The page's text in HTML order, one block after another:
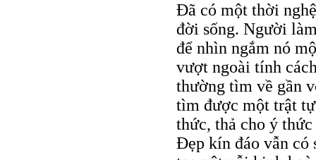
Đã có một thời
đời sống. Người
để nhìn ngắm nó
vượt ngoài tính
thường tìm về gần
tìm được một trật
thức, thả cho ý
Đẹp kín đáo vẫn có